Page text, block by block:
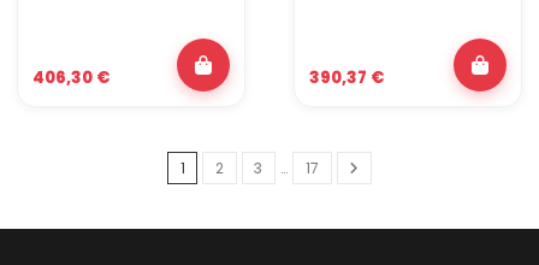
406,30 € 390,37 €
1 2 3 … 17